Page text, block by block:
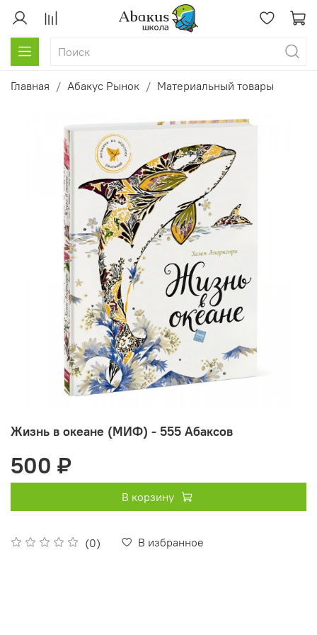
Главная Абакус Рынок Материальный товары
Жизнь в океане (МИФ) - 555 Абаксов
(0) В избранное
500 ₽
В корзину